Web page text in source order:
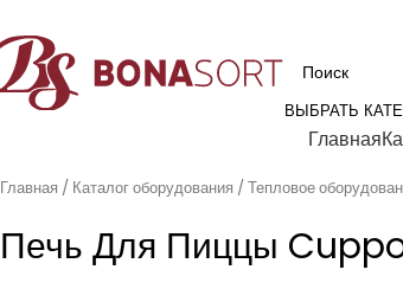
ВЫБРАТЬ
Главная
Главная Каталог оборудования Тепловое
Печь Для Пиццы